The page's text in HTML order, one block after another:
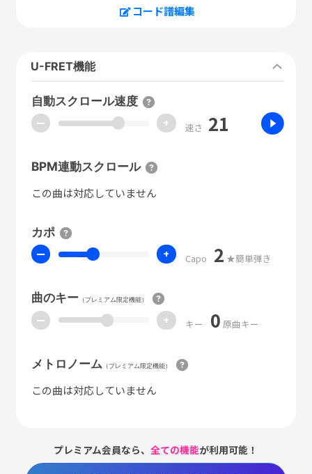
コード譜編集
U-FRET機能
自動スクロール速度
ー + 速さ 21
BPM連動スクロール
この曲は対応していません
カポ
ー + Capo 2 ★簡単弾き
曲のキー（プレミアム限定機能）
ー + キー 0 原曲キー
メトロノーム （プレミアム限定機能）
この曲は対応していません
プレミアム会員なら、全ての機能が利用可能！